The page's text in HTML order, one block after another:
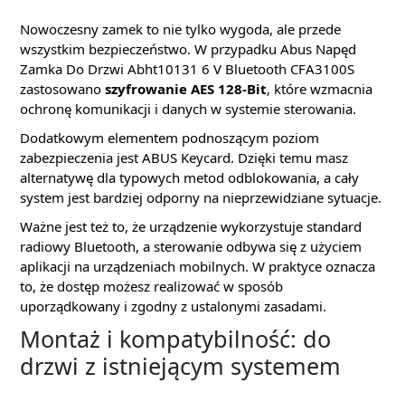
Nowoczesny zamek to nie tylko wygoda, ale przede
wszystkim bezpieczeństwo. W przypadku Abus Napęd
Zamka Do Drzwi Abht10131 6 V Bluetooth CFA3100S
zastosowano szyfrowanie AES 128-Bit, które wzmacnia
ochronę komunikacji i danych w systemie sterowania.
Dodatkowym elementem podnoszącym poziom
zabezpieczenia jest ABUS Keycard. Dzięki temu masz
alternatywę dla typowych metod odblokowania, a cały
system jest bardziej odporny na nieprzewidziane sytuacje.
Ważne jest też to, że urządzenie wykorzystuje standard
radiowy Bluetooth, a sterowanie odbywa się z użyciem
aplikacji na urządzeniach mobilnych. W praktyce oznacza
to, że dostęp możesz realizować w sposób
uporządkowany i zgodny z ustalonymi zasadami.
Montaż i kompatybilność: do
drzwi z istniejącym systemem